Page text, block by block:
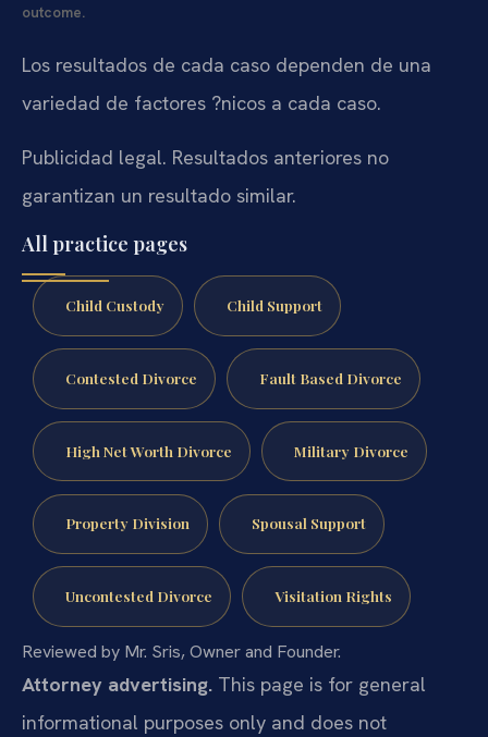
outcome.
Los resultados de cada caso dependen de una
variedad de factores ?nicos a cada caso.
Publicidad legal. Resultados anteriores no
garantizan un resultado similar.
All practice pages
Child Custody Child Support
Contested Divorce Fault Based Divorce
High Net Worth Divorce Military Divorce
Property Division Spousal Support
Uncontested Divorce Visitation Rights
Reviewed by Mr. Sris, Owner and Founder.
Attorney advertising. This page is for general
informational purposes only and does not